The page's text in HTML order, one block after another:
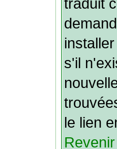
traduit
s'il
le lien